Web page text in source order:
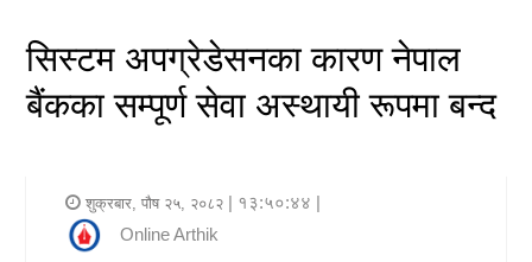
पूँजीबजार
अटो
सिस्टम अपग्रेडेसनका कारण नेपाल
बैंकका सम्पूर्ण सेवा अस्थायी रूपमा बन्द
शुक्रबार, पौष २५, २०८२ | १३:५०:४४ |
Online Arthik